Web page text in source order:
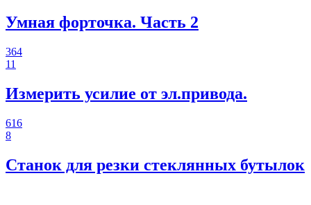
Умная форточка. Часть 2
364
11
Измерить усилие от эл.привода.
616
8
Станок для резки стеклянных бутылок